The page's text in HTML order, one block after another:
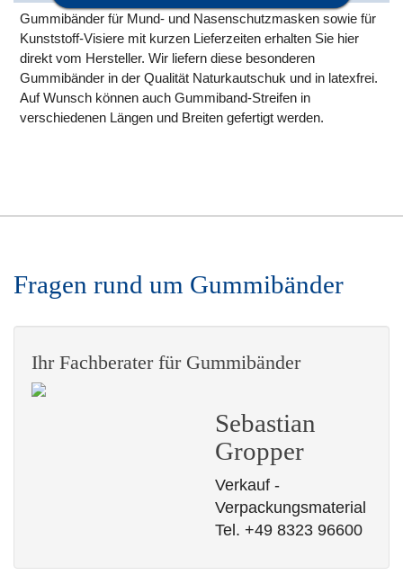
Gummibänder für Mund- und Nasenschutzmasken sowie für
Kunststoff-Visiere mit kurzen Lieferzeiten erhalten Sie hier
direkt vom Hersteller. Wir liefern diese besonderen
Gummibänder in der Qualität Naturkautschuk und in latexfrei.
Auf Wunsch können auch Gummiband-Streifen in
verschiedenen Längen und Breiten gefertigt werden.
Fragen rund um Gummibänder
Ihr Fachberater für Gummibänder
Sebastian
Gropper
Verkauf -
Verpackungsmaterial
Tel. +49 8323 96600